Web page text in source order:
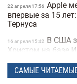
22 апреля 17:56 Apple
впервые за 15
Тернуса
16 апреля 15:42
В США
Христом на базе
15 апреля 16:04 Meta
для общения с
САМЫЕ